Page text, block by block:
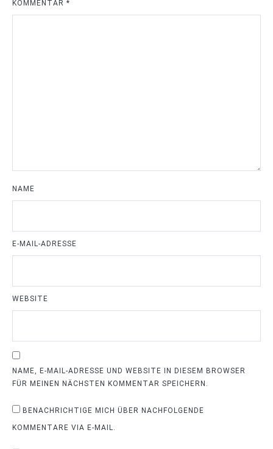
KOMMENTAR *
NAME
E-MAIL-ADRESSE
WEBSITE
NAME, E-MAIL-ADRESSE UND WEBSITE IN DIESEM BROWSER
FÜR MEINEN NÄCHSTEN KOMMENTAR SPEICHERN.
BENACHRICHTIGE MICH ÜBER NACHFOLGENDE
KOMMENTARE VIA E-MAIL.